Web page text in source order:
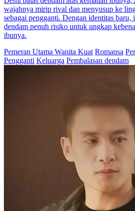
Kesatria Pelindung Istri
Dia kembali sebagai Dewa Perang yang
meninggalkan malam pernikahan. Dengan
dengan sukses, segalanya telah berubah.
teman-temannya juga sudah pergi.
belum menikah pun disukai oleh seorang
raya. Keluarganya penuh dengan orang
Balas dendam orang tua? Balas dendam
Saat ini, dia benar-benar marah. Dengan
Fantasi perkotaan